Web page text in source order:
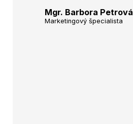
Mgr. Barbora Petrová
Marketingový špecialista